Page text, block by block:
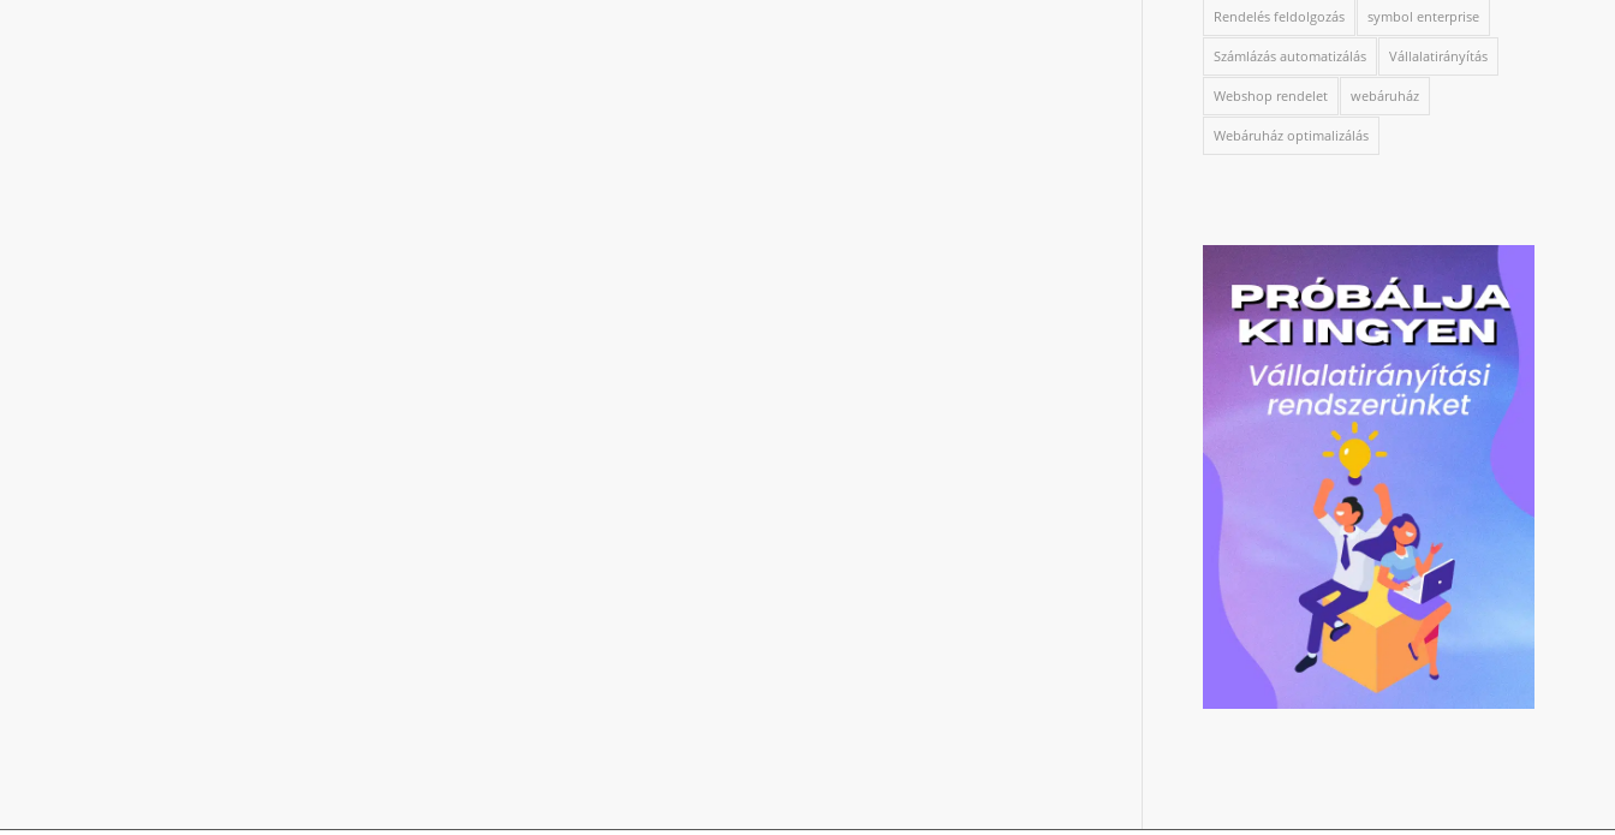
Rendelés feldolgozás symbol enterprise
Számlázás automatizálás Vállalatirányítás
Webshop rendelet webáruház
Webáruház optimalizálás